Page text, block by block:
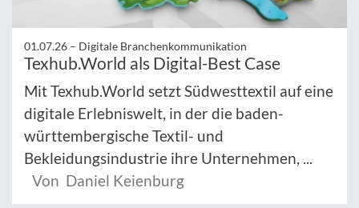
01.07.26 – Digitale Branchenkommunikation
Texhub.World als Digital-Best Case
Mit Texhub.World setzt Südwesttextil auf eine
digitale Erlebniswelt, in der die baden-
württembergische Textil- und
Bekleidungsindustrie ihre Unternehmen, ...
Von Daniel Keienburg